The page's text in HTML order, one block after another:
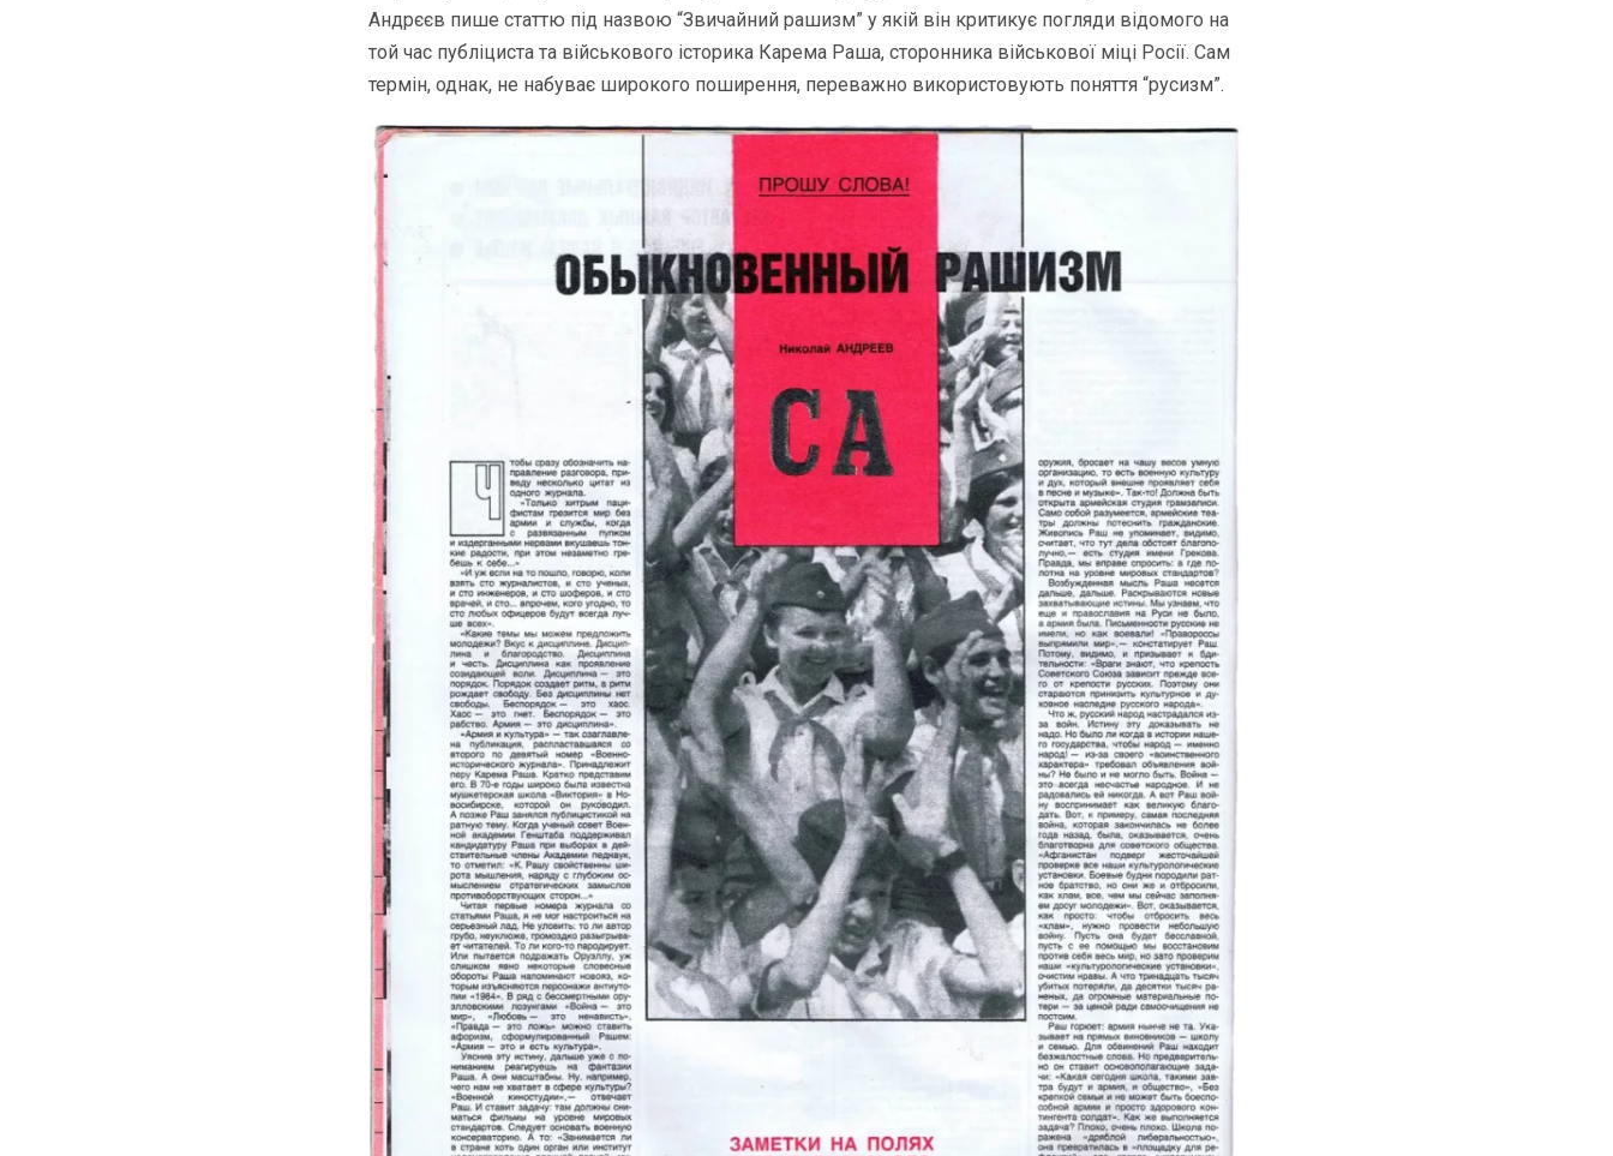
Андрєєв пише статтю під назвою “Звичайний рашизм” у якій він критикує погляди відомого на
той час публіциста та військового історика Карема Раша, сторонника військової міці Росії. Сам
термін, однак, не набуває широкого поширення, переважно використовують поняття “русизм”.